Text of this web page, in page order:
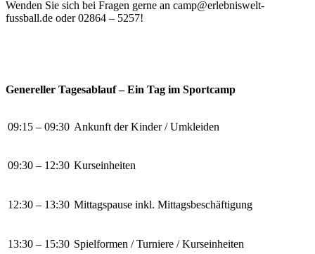
Wenden Sie sich bei Fragen gerne an camp@erlebniswelt-
fussball.de oder 02864 – 5257!
Genereller Tagesablauf – Ein Tag im Sportcamp
09:15 – 09:30 Ankunft der Kinder / Umkleiden
09:30 – 12:30 Kurseinheiten
12:30 – 13:30 Mittagspause inkl. Mittagsbeschäftigung
13:30 – 15:30 Spielformen / Turniere / Kurseinheiten